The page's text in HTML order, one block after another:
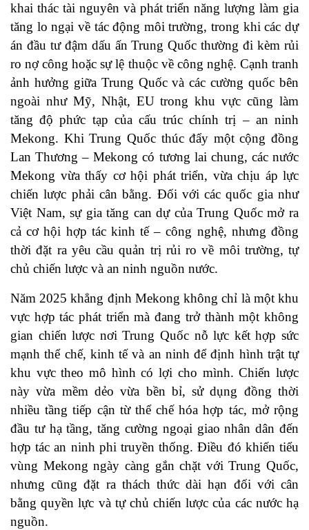
khai thác tài nguyên và phát triển năng lượng làm gia
tăng lo ngại về tác động môi trường, trong khi các dự
án đầu tư đậm dấu ấn Trung Quốc thường đi kèm rủi
ro nợ công hoặc sự lệ thuộc về công nghệ. Cạnh tranh
ảnh hưởng giữa Trung Quốc và các cường quốc bên
ngoài như Mỹ, Nhật, EU trong khu vực cũng làm
tăng độ phức tạp của cấu trúc chính trị – an ninh
Mekong. Khi Trung Quốc thúc đẩy một cộng đồng
Lan Thương – Mekong có tương lai chung, các nước
Mekong vừa thấy cơ hội phát triển, vừa chịu áp lực
chiến lược phải cân bằng. Đối với các quốc gia như
Việt Nam, sự gia tăng can dự của Trung Quốc mở ra
cả cơ hội hợp tác kinh tế – công nghệ, nhưng đồng
thời đặt ra yêu cầu quản trị rủi ro về môi trường, tự
chủ chiến lược và an ninh nguồn nước.
Năm 2025 khẳng định Mekong không chỉ là một khu
vực hợp tác phát triển mà đang trở thành một không
gian chiến lược nơi Trung Quốc nỗ lực kết hợp sức
mạnh thể chế, kinh tế và an ninh để định hình trật tự
khu vực theo mô hình có lợi cho mình. Chiến lược
này vừa mềm dẻo vừa bền bỉ, sử dụng đồng thời
nhiều tầng tiếp cận từ thể chế hóa hợp tác, mở rộng
đầu tư hạ tầng, tăng cường ngoại giao nhân dân đến
hợp tác an ninh phi truyền thống. Điều đó khiến tiểu
vùng Mekong ngày càng gắn chặt với Trung Quốc,
nhưng cũng đặt ra thách thức dài hạn đối với cân
bằng quyền lực và tự chủ chiến lược của các nước hạ
nguồn.